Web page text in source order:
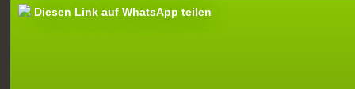
Diesen Link auf WhatsApp teilen